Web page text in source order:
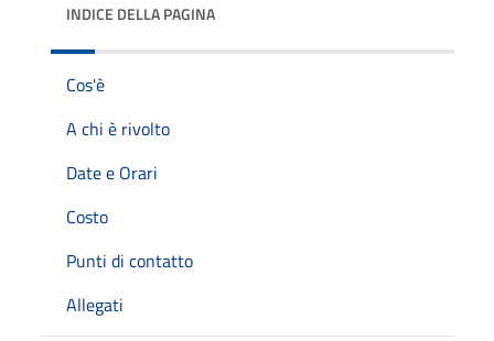
INDICE DELLA PAGINA
Cos'è
A chi è rivolto
Date e Orari
Costo
Punti di contatto
Allegati